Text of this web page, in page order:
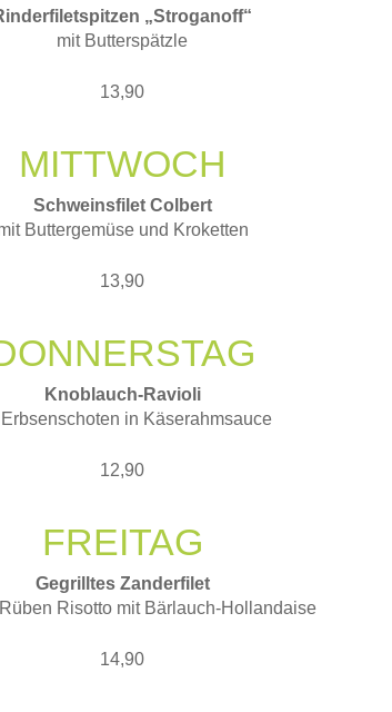
„Stroganoff“
mit Butterspätzle
13,90
MITTWOCH
Schweinsfilet Colbert
Buttergemüse und Kroketten
13,90
Knoblauch-Ravioli
in Käserahmsauce
12,90
FREITAG
Gegrilltes Zanderfilet
Risotto mit Bärlauch-Hollandaise
14,90